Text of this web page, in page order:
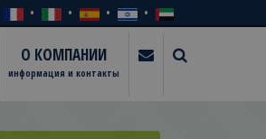
О КОМПАНИИ
информация и контакты